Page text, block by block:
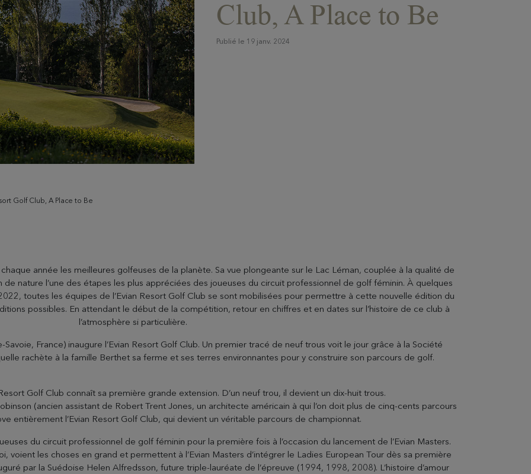
EVIAN RESORT EVENTS
Club, A Place to Be
Publié le 19 janv. 2024
Golf Club, A Place to Be
année les meilleures golfeuses de la planète. Sa vue plongeante sur le Lac Léman, couplée à la qualité de
nature l’une des étapes les plus appréciées des joueuses du circuit professionnel de golf féminin. À quelques
toutes les équipes de l’Evian Resort Golf Club se sont mobilisées pour permettre à cette nouvelle édition du
possibles. En attendant le début de la compétition, retour en chiffres et en dates sur l’histoire de ce club à
l’atmosphère si particulière.
France) inaugure l’Evian Resort Golf Club. Un premier tracé de neuf trous voit le jour grâce à la Société
rachète à la famille Berthet sa ferme et ses terres environnantes pour y construire son parcours de golf.
Golf Club connaît sa première grande extension. D’un neuf trou, il devient un dix-huit trous.
(ancien assistant de Robert Trent Jones, un architecte américain à qui l’on doit plus de cinq-cents parcours
entièrement l’Evian Resort Golf Club, qui devient un véritable parcours de championnat.
du circuit professionnel de golf féminin pour la première fois à l’occasion du lancement de l’Evian Masters.
voient les choses en grand et permettent à l’Evian Masters d’intégrer le Ladies European Tour dès sa première
par la Suédoise Helen Alfredsson, future triple-lauréate de l’épreuve (1994, 1998, 2008). L’histoire d’amour